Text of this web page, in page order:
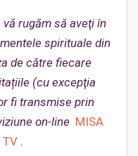
rugăm să aveţi în
spirituale din
de către fiecare
(cu excepţia
fi transmise prin
on-line MISA
.